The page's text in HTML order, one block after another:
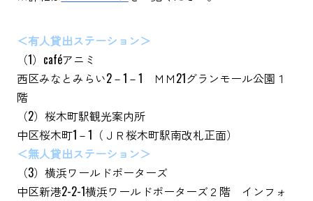
＜有人貸出ステーション＞
（1）caféアニミ
西区みなとみらい2－1－1 ＭＭ21グランモール公園１
階
（2）桜木町駅観光案内所
中区桜木町1－1（ＪＲ桜木町駅南改札正面）
＜無人貸出ステーション＞
（3）横浜ワールドポーターズ
中区新港2-2-1横浜ワールドポーターズ２階 インフォ